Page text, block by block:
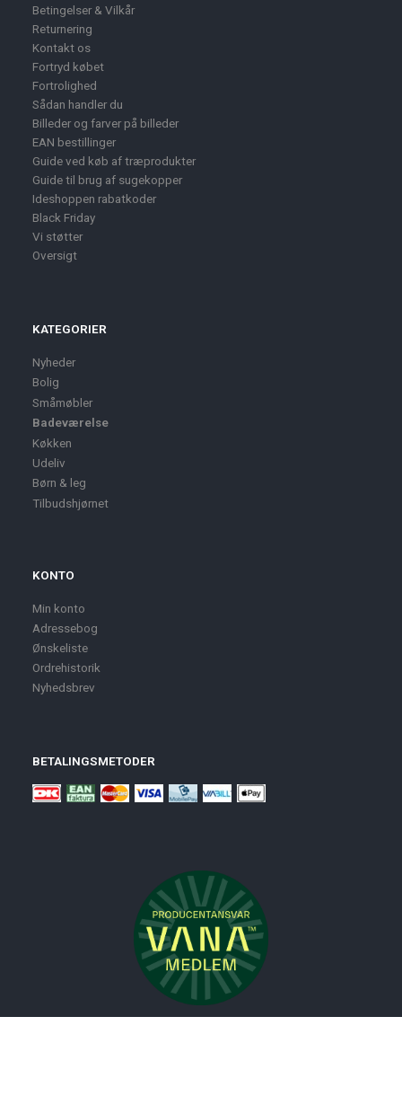
Betingelser & Vilkår
Returnering
Kontakt os
Fortryd købet
Fortrolighed
Sådan handler du
Billeder og farver på billeder
EAN bestillinger
Guide ved køb af træprodukter
Guide til brug af sugekopper
Ideshoppen rabatkoder
Black Friday
Vi støtter
Oversigt
KATEGORIER
Nyheder
Bolig
Småmøbler
Badeværelse
Køkken
Udeliv
Børn & leg
Tilbudshjørnet
KONTO
Min konto
Adressebog
Ønskeliste
Ordrehistorik
Nyhedsbrev
BETALINGSMETODER